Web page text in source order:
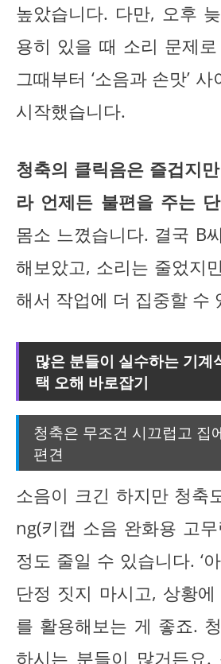
높았습니다. 다만, 오후
용히 있을 때 소리 문제
그때부터 ‘소음과 손맛’
시작했습니다.
청축의 클릭음은 즐겁지
라 언제든 불편을 주는
몸소 느꼈습니다. 결국 B
해보았고, 소리는 줄었지
해서 작업에 더 집중할 수
많은 분들이 실수하는 기계
택 오해 바로잡기
청축은 무조건 시끄럽고 집
편견
소음이 크긴 하지만 청축
ng(키캡 소음 완화용 고
정도 줄일 수 있습니다. ‘
단정 짓지 마시고, 상황
를 활용해보는 게 좋죠.
하시는 분들이 많거든요